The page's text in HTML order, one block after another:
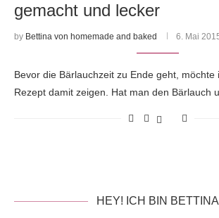
gemacht und lecker
by Bettina von homemade and baked 6. Mai
Bevor die Bärlauchzeit zu Ende geht, möchte
Rezept damit zeigen. Hat man den Bärlauch
HEY! ICH BIN BETTINA